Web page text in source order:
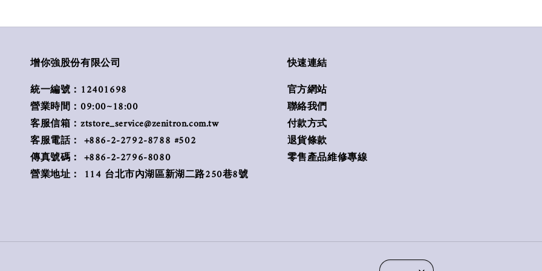
增你強股份有限公司
統一編號：12401698
營業時間：09:00~18:00
客服信箱：ztstore_service@zenitron.com.tw
客服電話： +886-2-2792-8788 #502
傳真號碼： +886-2-2796-8080
營業地址： 114 台北市內湖區新湖二路250巷8號
快速連結
官方網站
聯絡我們
付款方式
退貨條款
零售產品維修專線